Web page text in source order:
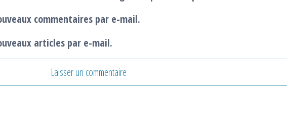
commentaires par e-mail.
articles par e-mail.